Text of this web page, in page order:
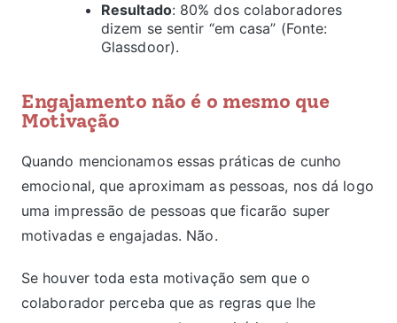
Resultado: 80% dos colaboradores
dizem se sentir “em casa” (Fonte:
Glassdoor).
Engajamento não é o mesmo que
Motivação
Quando mencionamos essas práticas de cunho
emocional, que aproximam as pessoas, nos dá logo
uma impressão de pessoas que ficarão super
motivadas e engajadas. Não.
Se houver toda esta motivação sem que o
colaborador perceba que as regras que lhe